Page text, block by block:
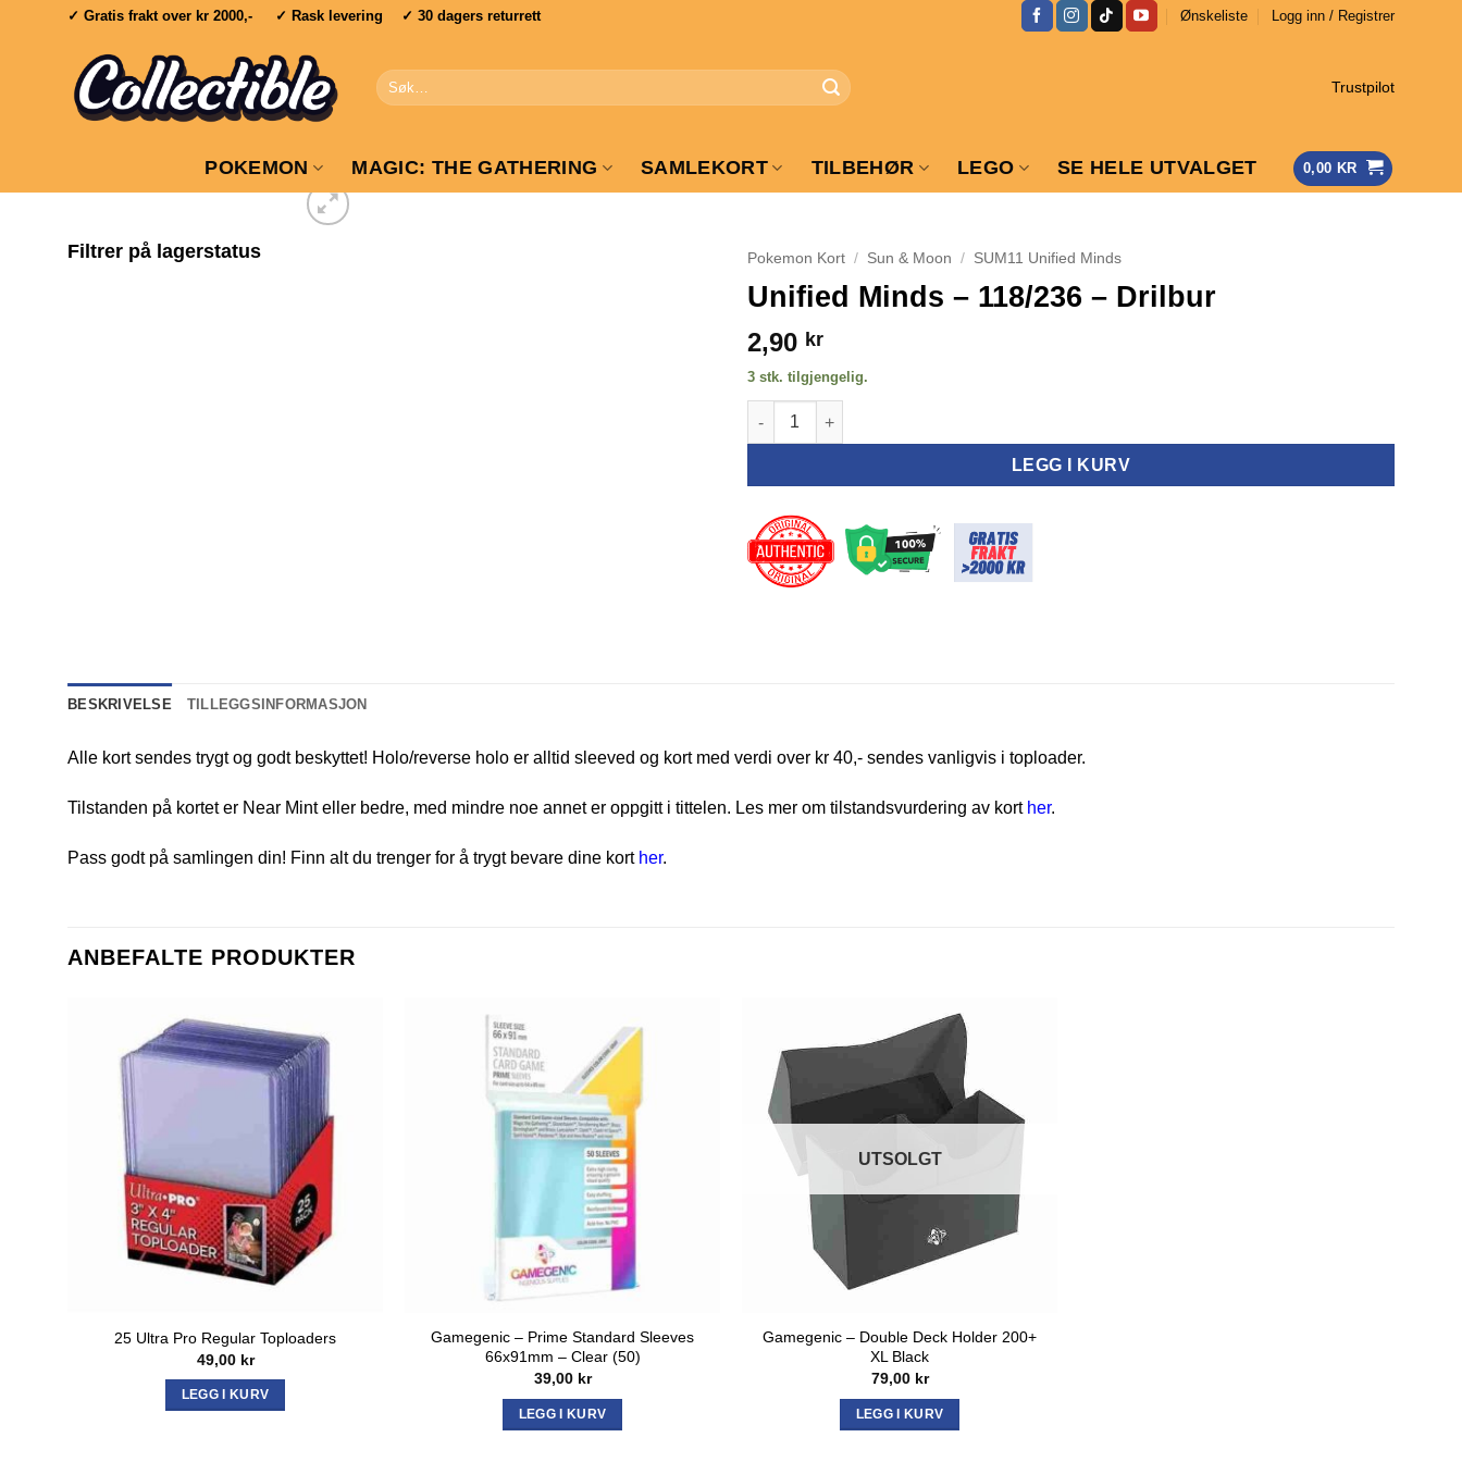
✓ Gratis frakt over kr 2000,- ✓ Rask levering ✓ 30 dagers returrett Ønskeliste Logg inn / Registrer
Søk
etter:
Trustpilot
POKEMON MAGIC: THE GATHERING SAMLEKORT TILBEHØR LEGO SE HELE UTVALGET 0,00 KR
Filtrer på lagerstatus Pokemon Kort / Sun & Moon / SUM11 Unified Minds
Unified Minds – 118/236 – Drilbur
2,90 kr
3 stk. tilgjengelig.
Unified Minds - 118/236 - Drilbur antall
LEGG I KURV
BESKRIVELSE TILLEGGSINFORMASJON
Alle kort sendes trygt og godt beskyttet! Holo/reverse holo er alltid sleeved og kort med verdi over kr 40,- sendes vanligvis i toploader.
Tilstanden på kortet er Near Mint eller bedre, med mindre noe annet er oppgitt i tittelen. Les mer om tilstandsvurdering av kort her.
Pass godt på samlingen din! Finn alt du trenger for å trygt bevare dine kort her.
ANBEFALTE PRODUKTER
25 Ultra Pro Regular Toploaders
49,00 kr
LEGG I KURV
Gamegenic – Prime Standard Sleeves
66x91mm – Clear (50)
39,00 kr
LEGG I KURV
UTSOLGT
Gamegenic – Double Deck Holder 200+
XL Black
79,00 kr
LEGG I KURV